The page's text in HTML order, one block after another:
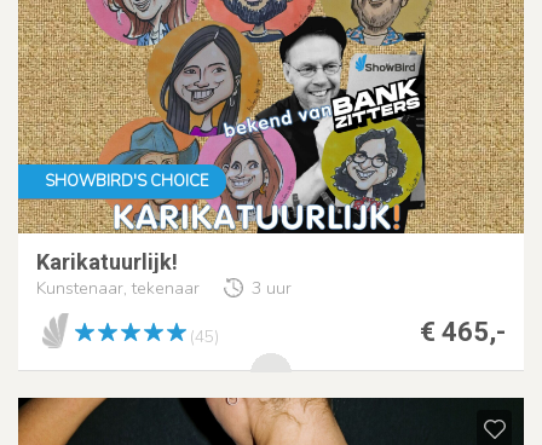
SHOWBIRD'S CHOICE
Karikatuurlijk!
Kunstenaar, tekenaar 3 uur
€ 465,-
(45)